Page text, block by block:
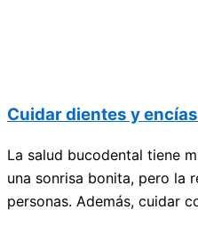
Cuidar dientes y
La salud bucodental tiene
una sonrisa bonita, pero la
personas. Además, cuidar